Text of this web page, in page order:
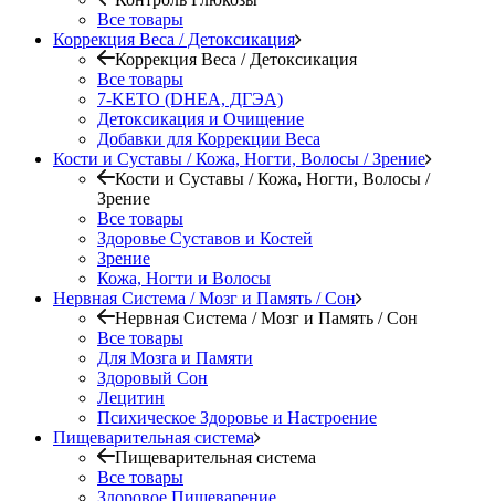
Все товары
Коррекция Веса / Детоксикация
Коррекция Веса / Детоксикация
Все товары
7-KETO (DHEA, ДГЭА)
Детоксикация и Очищение
Добавки для Коррекции Веса
Кости и Суставы / Кожа, Ногти, Волосы / Зрение
Кости и Суставы / Кожа, Ногти, Волосы /
Зрение
Все товары
Здоровье Суставов и Костей
Зрение
Кожа, Ногти и Волосы
Нервная Система / Мозг и Память / Сон
Нервная Система / Мозг и Память / Сон
Все товары
Для Мозга и Памяти
Здоровый Сон
Лецитин
Психическое Здоровье и Настроение
Пищеварительная система
Пищеварительная система
Все товары
Здоровое Пищеварение